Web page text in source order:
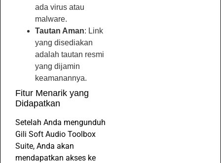
ada virus atau
malware.
Tautan Aman: Link
yang disediakan
adalah tautan resmi
yang dijamin
keamanannya.
Fitur Menarik yang
Didapatkan
Setelah Anda mengunduh
Gili Soft Audio Toolbox
Suite, Anda akan
mendapatkan akses ke